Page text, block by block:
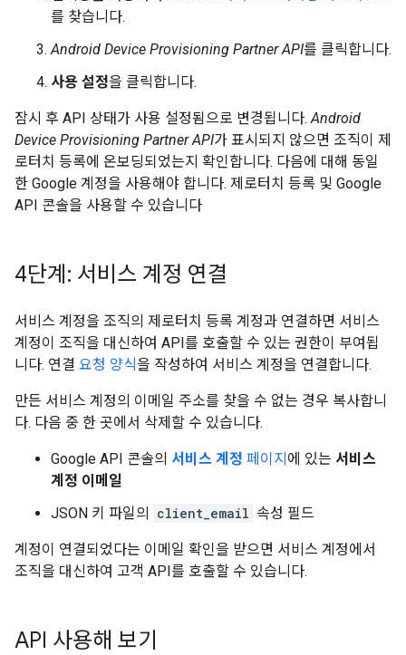
를 찾습니다.
Android Device Provisioning Partner API를 클릭합니다.
사용 설정을 클릭합니다.
잠시 후 API 상태가 사용 설정됨으로 변경됩니다.Android
Device Provisioning Partner API가 표시되지 않으면 조직이 제
로터치 등록에 온보딩되었는지 확인합니다. 다음에 대해 동일
한 Google 계정을 사용해야 합니다. 제로터치 등록 및 Google
API 콘솔을 사용할 수 있습니다
4단계: 서비스 계정 연결
서비스 계정을 조직의 제로터치 등록 계정과 연결하면 서비스
계정이 조직을 대신하여 API를 호출할 수 있는 권한이 부여됩
니다. 연결 요청 양식을 작성하여 서비스 계정을 연결합니다.
만든 서비스 계정의 이메일 주소를 찾을 수 없는 경우 복사합니
다. 다음 중 한 곳에서 삭제할 수 있습니다.
Google API 콘솔의 서비스 계정 페이지 에 있는 서비스
계정 이메일
JSON 키 파일의
client_email 속성 필드
계정이 연결되었다는 이메일 확인을 받으면 서비스 계정에서
조직을 대신하여 고객 API를 호출할 수 있습니다.
API 사용해 보기